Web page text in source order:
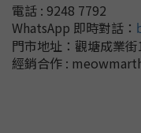
電話 : 9248 7792
WhatsApp 即時對話 ：
門市地址： 觀塘成業
經銷合作 :